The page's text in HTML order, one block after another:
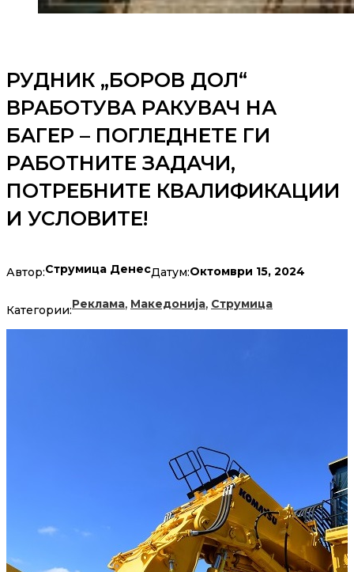
РУДНИК „БОРОВ ДОЛ“
ВРАБОТУВА РАКУВАЧ НА
БАГЕР – ПОГЛЕДНЕТЕ ГИ
РАБОТНИТЕ ЗАДАЧИ,
ПОТРЕБНИТЕ КВАЛИФИКАЦИИ
И УСЛОВИТЕ!
Автор:Струмица ДенесДатум:Октомври 15, 2024
Категории:Реклама, Македонија, Струмица